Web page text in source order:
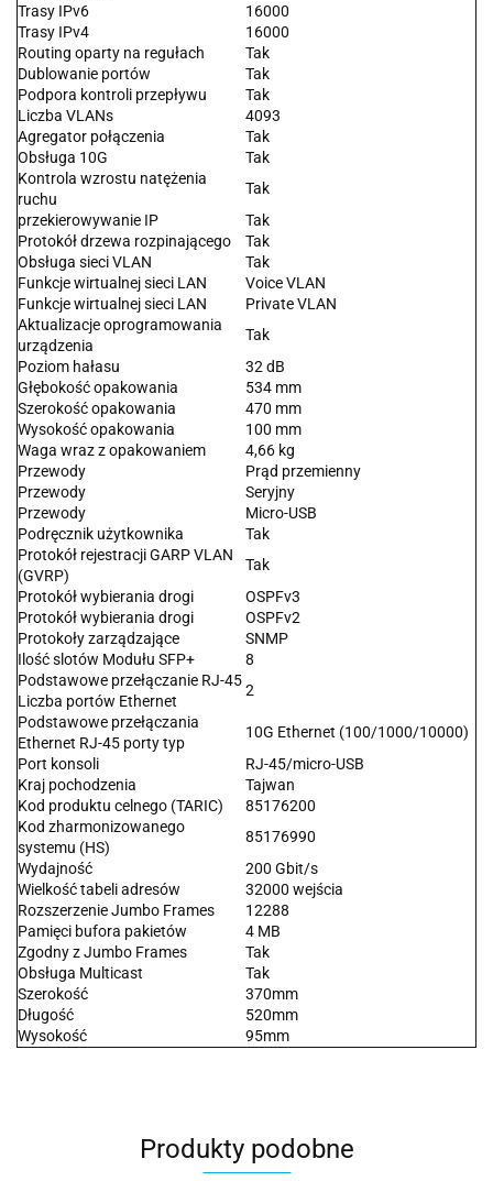
Trasy IPv6
16000
Trasy IPv4
16000
Routing oparty na regułach
Tak
Dublowanie portów
Tak
Podpora kontroli przepływu
Tak
Liczba VLANs
4093
Agregator połączenia
Tak
Obsługa 10G
Tak
Kontrola wzrostu natężenia
ruchu
Tak
przekierowywanie IP
Tak
Protokół drzewa rozpinającego
Tak
Obsługa sieci VLAN
Tak
Funkcje wirtualnej sieci LAN
Voice VLAN
Funkcje wirtualnej sieci LAN
Private VLAN
Aktualizacje oprogramowania
urządzenia
Tak
Poziom hałasu
32 dB
Głębokość opakowania
534 mm
Szerokość opakowania
470 mm
Wysokość opakowania
100 mm
Waga wraz z opakowaniem
4,66 kg
Przewody
Prąd przemienny
Przewody
Seryjny
Przewody
Micro-USB
Podręcznik użytkownika
Tak
Protokół rejestracji GARP VLAN
(GVRP)
Tak
Protokół wybierania drogi
OSPFv3
Protokół wybierania drogi
OSPFv2
Protokoły zarządzające
SNMP
Ilość slotów Modułu SFP+
8
Podstawowe przełączanie RJ-45
Liczba portów Ethernet
2
Podstawowe przełączania
Ethernet RJ-45 porty typ
10G Ethernet (100/1000/10000)
Port konsoli
RJ-45/micro-USB
Kraj pochodzenia
Tajwan
Kod produktu celnego (TARIC)
85176200
Kod zharmonizowanego
systemu (HS)
85176990
Wydajność
200 Gbit/s
Wielkość tabeli adresów
32000 wejścia
Rozszerzenie Jumbo Frames
12288
Pamięci bufora pakietów
4 MB
Zgodny z Jumbo Frames
Tak
Obsługa Multicast
Tak
Szerokość
370mm
Długość
520mm
Wysokość
95mm
Produkty podobne